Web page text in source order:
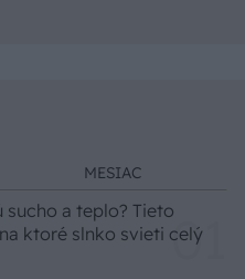
MESIAC
sucho a teplo? Tieto
ktoré slnko svieti celý